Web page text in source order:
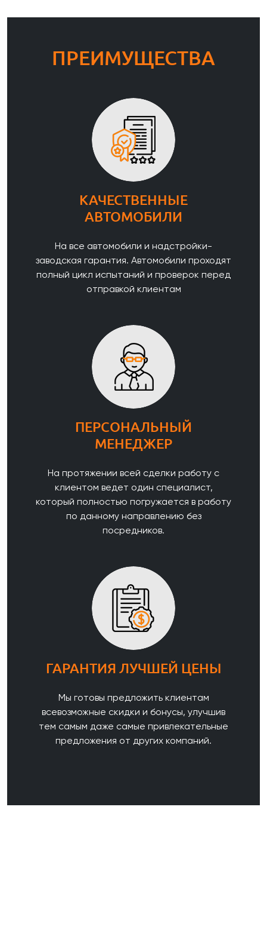
ПРЕИМУЩЕСТВА
КАЧЕСТВЕННЫЕ
АВТОМОБИЛИ
На все автомобили и надстройки-
заводская гарантия. Автомобили проходят
полный цикл испытаний и проверок перед
отправкой клиентам
ПЕРСОНАЛЬНЫЙ
МЕНЕДЖЕР
На протяжении всей сделки работу с
клиентом ведет один специалист,
который полностью погружается в работу
по данному направлению без
посредников.
ГАРАНТИЯ ЛУЧШЕЙ ЦЕНЫ
Мы готовы предложить клиентам
всевозможные скидки и бонусы, улучшив
тем самым даже самые привлекательные
предложения от других компаний.